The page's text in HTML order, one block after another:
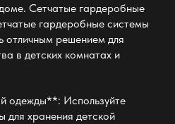
Сетчатые гардеробные
гардеробные системы
отличным решением для
в детских комнатах и
одежды**: Используйте
для хранения детской